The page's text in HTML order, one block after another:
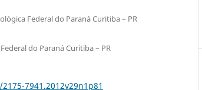
Federal do Paraná Curitiba – PR
do Paraná Curitiba – PR
7941.2012v29n1p81